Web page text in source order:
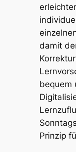
damit
bequem
Prinzip